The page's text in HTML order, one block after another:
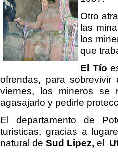
Otro
las
los
que
El Tío
ofrendas, para
viernes, los mineros se
agasajarlo y pedirle
El departamento de
turísticas, gracias a
natural de Sud Lipez, el